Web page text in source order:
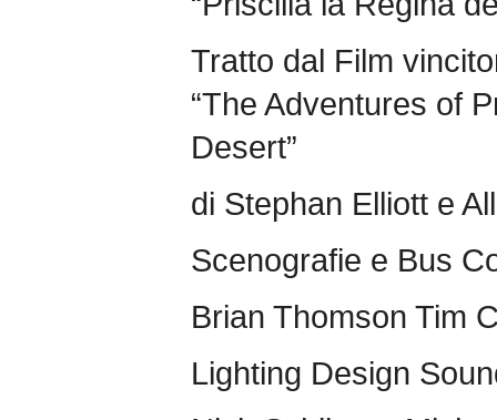
Tratto dal Film
“The Adventures of
Desert”
di Stephan Elliott e
Scenografie e Bus
Brian Thomson Tim
Lighting Design